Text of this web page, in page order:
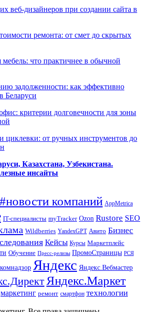
веб-дизайнеров при создании сайта в
ремонта: от смет до скрытых
мебель: что практичнее в обычной
задолженности: как эффективно
Беларуси
критерии долговечности для зоны
циклевки: от ручных инструментов до
Казахстана, Узбекистана.
инсайты
#новости компаний AppMetrica
IT-специалисты myTracker Ozon Rustore SEO
Wildberries YandexGPT Авито Бизнес
Кейсы Курсы Маркетплейс
Обучение Пресс-релизы ПромоСтраницы РСЯ
Яндекс Яндекс.Вебмастер
Яндекс.Маркет
маркетинг ремонт смартфон технологии